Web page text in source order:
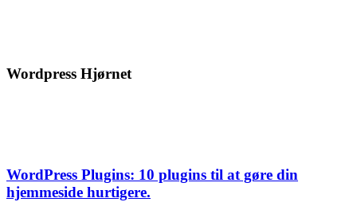
Wordpress Hjørnet
WordPress Plugins: 10 plugins til at gøre din
hjemmeside hurtigere.